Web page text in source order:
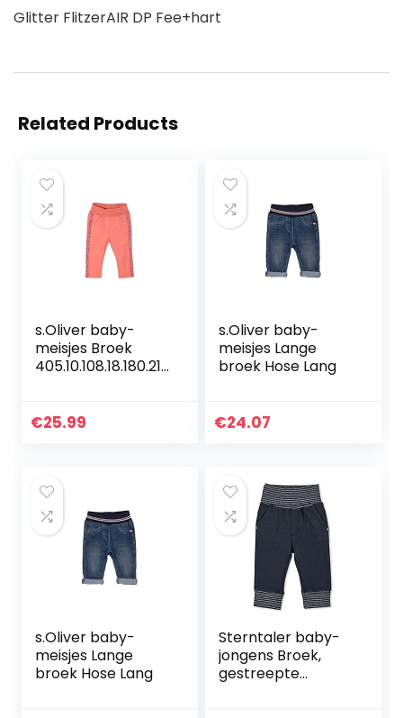
Glitter FlitzerAIR DP Fee+hart
Related Products
s.Oliver baby-
meisjes Broek
405.10.108.18.180.210
€25.99
s.Oliver baby-
meisjes Lange
broek Hose Lang
€24.07
s.Oliver baby-
meisjes Lange
broek Hose Lang
Sterntaler baby-
jongens Broek,
gestreepte